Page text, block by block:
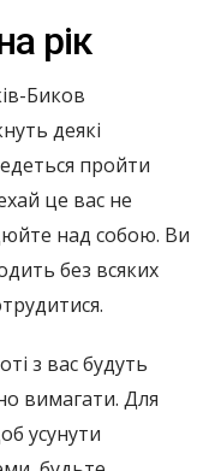
рік
Биков
деякі
пройти
це вас не
над собою. Ви
без всяких
з вас будуть
вимагати. Для
усунути